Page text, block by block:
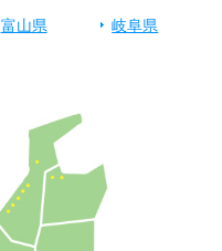
富山県
岐阜県